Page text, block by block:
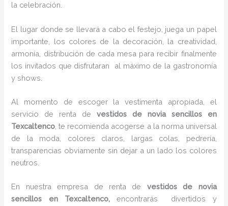
la celebración.
El lugar donde se llevará a cabo el festejo, juega un papel
importante, los colores de la decoración, la creatividad,
armonía, distribución de cada mesa para recibir finalmente
los invitados que disfrutaran al máximo de la gastronomía
y shows.
Al momento de escoger la vestimenta apropiada, el
servicio de renta de vestidos de novia sencillos en
Texcaltenco , te recomienda acogerse a la norma universal
de la moda, colores claros, largas colas, pedrería,
transparencias obviamente sin dejar a un lado los colores
neutros.
En nuestra empresa de renta de vestidos de novia
sencillos en Texcaltenco, encontrarás
divertidos y